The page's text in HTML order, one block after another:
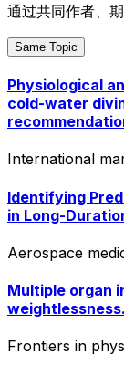
通过共同作者、
Same Topic
Physiological
cold-water
International
Identifying
in Long-
Aerospace
Multiple organ
weightlessness.
Frontiers in